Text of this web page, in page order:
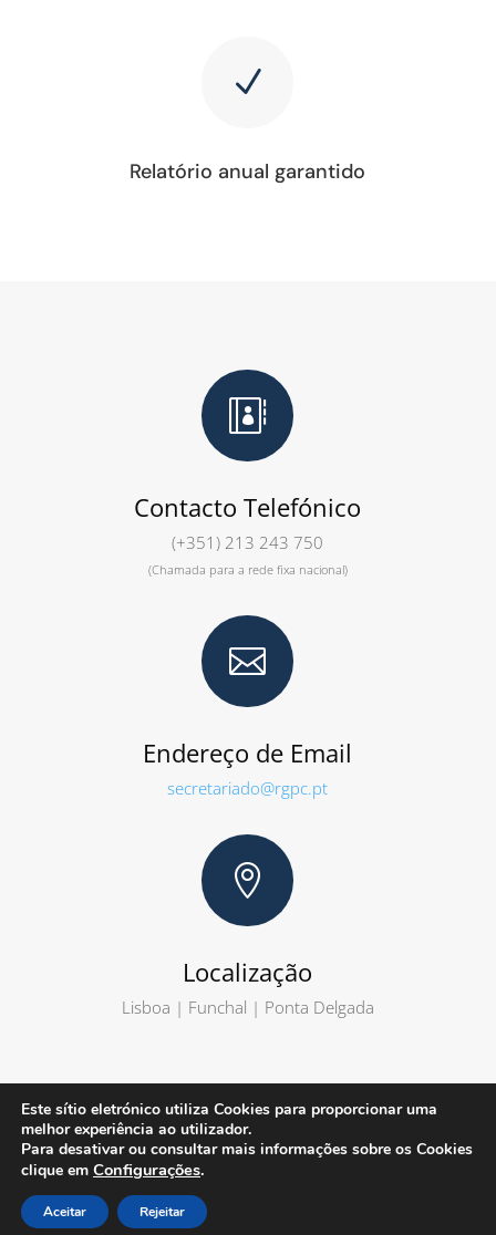
N
Relatório anual garantido

Contacto Telefónico
(+351) 213 243 750
(Chamada para a rede fixa nacional)

Endereço de Email
secretariado@rgpc.pt

Localização
Lisboa | Funchal | Ponta Delgada
© Audiqcer 2024|Política de Proteção de
Dados
Este sítio eletrónico utiliza Cookies para proporcionar uma
melhor experiência ao utilizador.
Para desativar ou consultar mais informações sobre os Cookies
clique em Configurações.
Aceitar Rejeitar